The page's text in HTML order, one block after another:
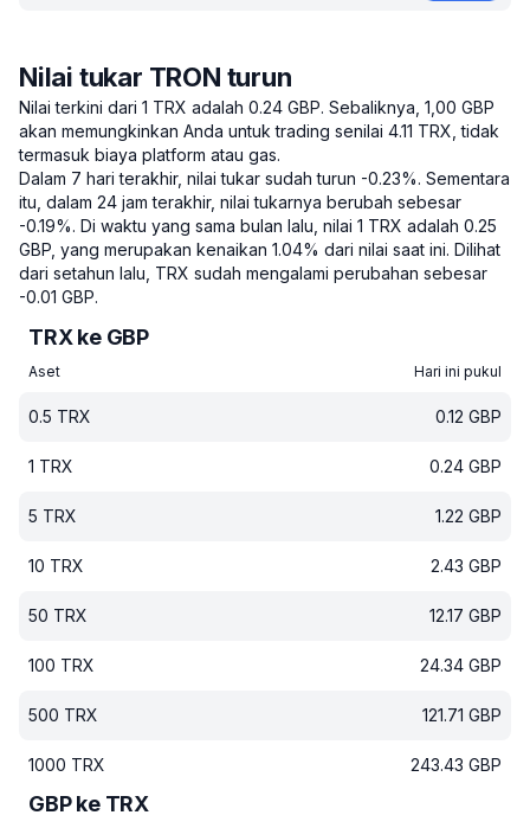
Nilai tukar TRON turun
Nilai terkini dari 1 TRX adalah 0.24 GBP. Sebaliknya, 1,00 GBP
akan memungkinkan Anda untuk trading senilai 4.11 TRX, tidak
termasuk biaya platform atau gas.
Dalam 7 hari terakhir, nilai tukar sudah turun -0.23%. Sementara
itu, dalam 24 jam terakhir, nilai tukarnya berubah sebesar
-0.19%. Di waktu yang sama bulan lalu, nilai 1 TRX adalah 0.25
GBP, yang merupakan kenaikan 1.04% dari nilai saat ini. Dilihat
dari setahun lalu, TRX sudah mengalami perubahan sebesar
-0.01 GBP.
TRX ke GBP
Aset Hari ini pukul
0.5 TRX 0.12 GBP
1 TRX 0.24 GBP
5 TRX 1.22 GBP
10 TRX 2.43 GBP
50 TRX 12.17 GBP
100 TRX 24.34 GBP
500 TRX 121.71 GBP
1000 TRX 243.43 GBP
GBP ke TRX